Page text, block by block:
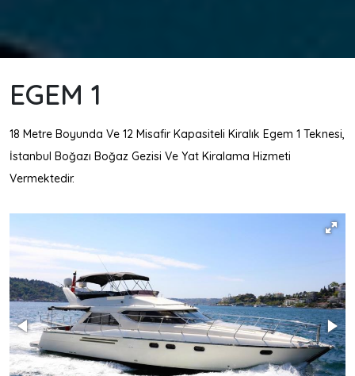
EGEM 1
18 Metre Boyunda Ve 12 Misafir Kapasiteli Kiralık Egem 1 Teknesi,
İstanbul Boğazı Boğaz Gezisi Ve Yat Kiralama Hizmeti
Vermektedir.